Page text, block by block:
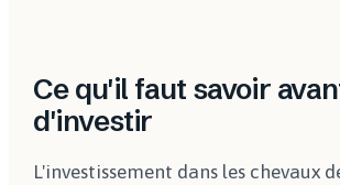
Ce qu'il faut savoir
d'investir
L'investissement dans les chevaux